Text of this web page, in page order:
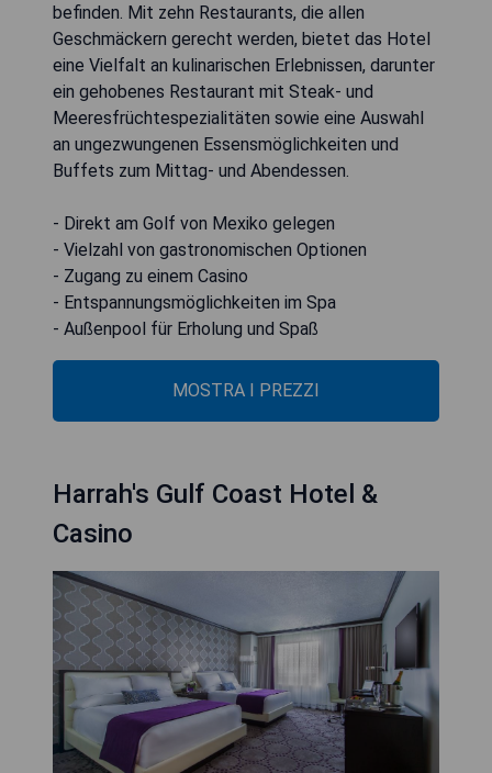
befinden. Mit zehn Restaurants, die allen
Geschmäckern gerecht werden, bietet das Hotel
eine Vielfalt an kulinarischen Erlebnissen, darunter
ein gehobenes Restaurant mit Steak- und
Meeresfrüchtespezialitäten sowie eine Auswahl
an ungezwungenen Essensmöglichkeiten und
Buffets zum Mittag- und Abendessen.
- Direkt am Golf von Mexiko gelegen
- Vielzahl von gastronomischen Optionen
- Zugang zu einem Casino
- Entspannungsmöglichkeiten im Spa
- Außenpool für Erholung und Spaß
MOSTRA I PREZZI
Harrah's Gulf Coast Hotel &
Casino